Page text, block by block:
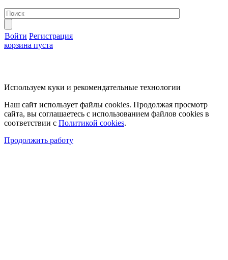
Войти Регистрация
корзина пуста
Используем куки и рекомендательные технологии
Наш сайт использует файлы cookies. Продолжая просмотр
сайта, вы соглашаетесь с использованием файлов cookies в
соответствии с Политикой cookies.
Продолжить работу